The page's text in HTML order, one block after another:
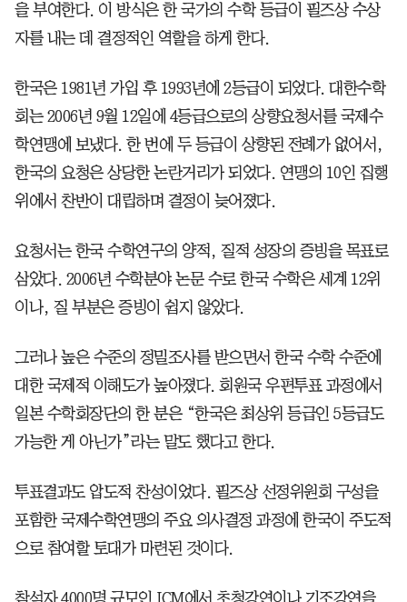
을 부여한다. 이 방식은 한 국가의 수학 등급이 필즈상 수상
자를 내는 데 결정적인 역할을 하게 한다.
한국은 1981년 가입 후 1993년에 2등급이 되었다. 대한수학
회는 2006년 9월 12일에 4등급으로의 상향요청서를 국제수
학연맹에 보냈다. 한 번에 두 등급이 상향된 전례가 없어서,
한국의 요청은 상당한 논란거리가 되었다. 연맹의 10인 집행
위에서 찬반이 대립하며 결정이 늦어졌다.
요청서는 한국 수학연구의 양적, 질적 성장의 증빙을 목표로
삼았다. 2006년 수학분야 논문 수로 한국 수학은 세계 12위
이나, 질 부분은 증빙이 쉽지 않았다.
그러나 높은 수준의 정밀조사를 받으면서 한국 수학 수준에
대한 국제적 이해도가 높아졌다. 회원국 우편투표 과정에서
일본 수학회장단의 한 분은 “한국은 최상위 등급인 5등급도
가능한 게 아닌가”라는 말도 했다고 한다.
투표결과도 압도적 찬성이었다. 필즈상 선정위원회 구성을
포함한 국제수학연맹의 주요 의사결정 과정에 한국이 주도적
으로 참여할 토대가 마련된 것이다.
참석자 4000명 규모인 ICM에서 초청강연이나 기조강연을